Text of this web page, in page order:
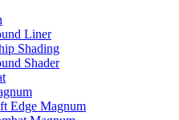
Liner
Shading
Shader
Edge Magnum